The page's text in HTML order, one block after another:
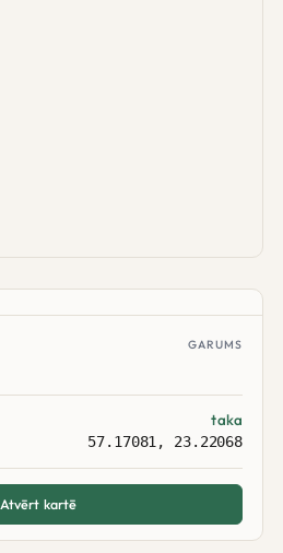
GARUMS
taka
57.17081, 23.22068
Atvērt kartē